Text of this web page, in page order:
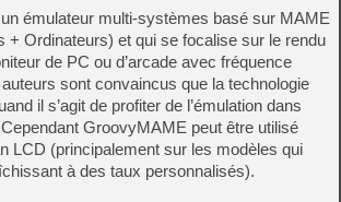
émulateur multi-systèmes basé sur MAME
+ Ordinateurs) et qui se focalise sur le rendu
de PC ou d’arcade avec fréquence
sont convaincus que la technologie
il s’agit de profiter de l’émulation dans
GroovyMAME peut être utilisé
LCD (principalement sur les modèles qui
à des taux personnalisés).